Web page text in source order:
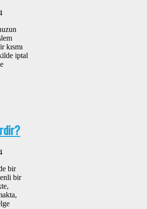
kısmı
iptal
bir
bir